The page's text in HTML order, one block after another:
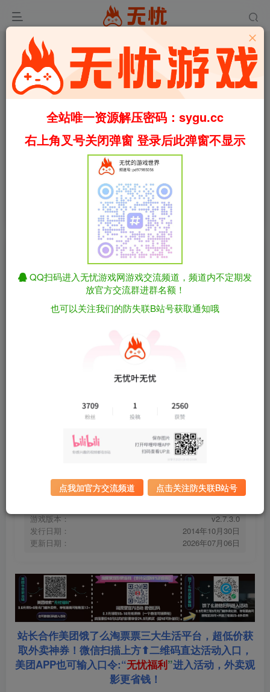
00:00/01:32 speed
Video load failed
冰风谷/Icewind Dale: Enhanced Edition
免费资源
冰风谷/Icewind Dale: Enhanced Edition
有问题看网站顶部解压运
迅雷下载
全站统一解压密码：
百度下载 UC下载
游戏大小：
2GB
游戏版本：
v2.7.3.0
发行日期：
2014年10月30日
更新日期：
2026年07月06日
站长合作美团饿了么淘票票三大生活平台，超低价获
取外卖神券！微信扫描上方⬆二维码直达活动入口，
美团APP也可输入口令:“无忧福利”进入活动，外卖观
影更省钱！
全站唯一资源解压密码：sygu.cc
右上角叉号关闭弹窗 登录后此弹窗不显示
QQ扫码进入无忧游戏网游戏交流频道，频道内不定期发
放官方交流群进群名额！
也可以关注我们的防失联B站号获取通知哦
点我加官方交流频道 点击关注防失联B站号